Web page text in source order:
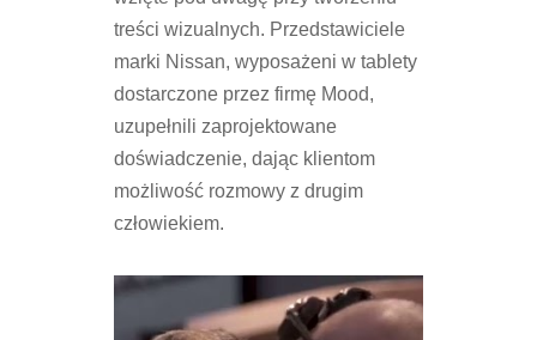
treści wizualnych. Przedstawiciele
marki Nissan, wyposażeni w tablety
dostarczone przez firmę Mood,
uzupełnili zaprojektowane
doświadczenie, dając klientom
możliwość rozmowy z drugim
człowiekiem.